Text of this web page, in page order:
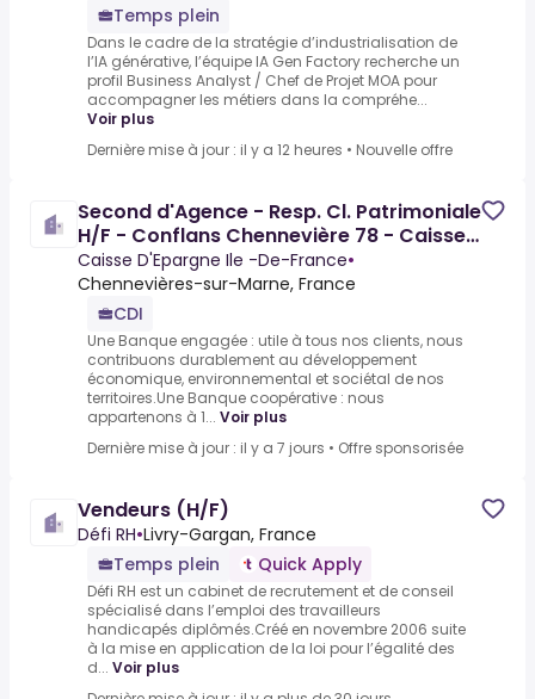
Temps plein
Dans le cadre de la stratégie d’industrialisation de
l’IA générative, l’équipe IA Gen Factory recherche un
profil Business Analyst / Chef de Projet MOA pour
accompagner les métiers dans la compréhe...
Voir plus
Dernière mise à jour : il y a 12 heures • Nouvelle offre
Second d'Agence - Resp. Cl. Patrimoniale
H/F - Conflans Chennevière 78 - Caisse
D'Epargne Ile
Caisse D'Epargne Ile -De-France•
Chennevières-sur-Marne, France
CDI
Une Banque engagée : utile à tous nos clients, nous
contribuons durablement au développement
économique, environnemental et sociétal de nos
territoires.Une Banque coopérative : nous
appartenons à 1... Voir plus
Dernière mise à jour : il y a 7 jours • Offre sponsorisée
Vendeurs (H/F)
Défi RH•Livry-Gargan, France
Temps plein
Quick Apply
Défi RH est un cabinet de recrutement et de conseil
spécialisé dans l’emploi des travailleurs
handicapés diplômés.Créé en novembre 2006 suite
à la mise en application de la loi pour l’égalité des
d... Voir plus